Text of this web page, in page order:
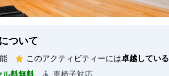
ついて
このアクティビティーには卓越している